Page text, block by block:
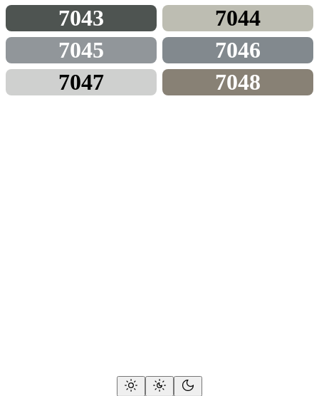
7043
7044
7045
7046
7047
7048